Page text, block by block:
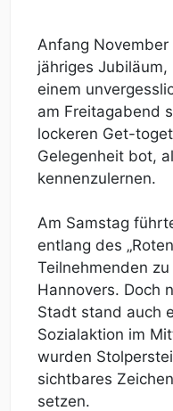
Anfang
jähriges
einem
am Freitagabend
lockeren Get-
Gelegenheit bot,
kennenzulernen.
Am Samstag
entlang des
Teilnehmenden
Hannovers. Doch
Stadt stand auch
Sozialaktion im
wurden
sichtbares
setzen.